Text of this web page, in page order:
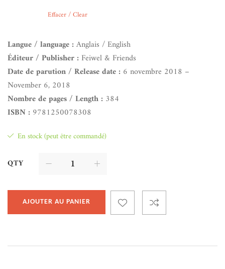
Effacer / Clear
Langue / language :Anglais / English
Éditeur / Publisher : Feiwel & Friends
Date de parution / Release date : 6 novembre 2018 –
November 6, 2018
Nombre de pages / Length : 384
ISBN : 9781250078308
En stock (peut être commandé)
QTY
AJOUTER AU PANIER